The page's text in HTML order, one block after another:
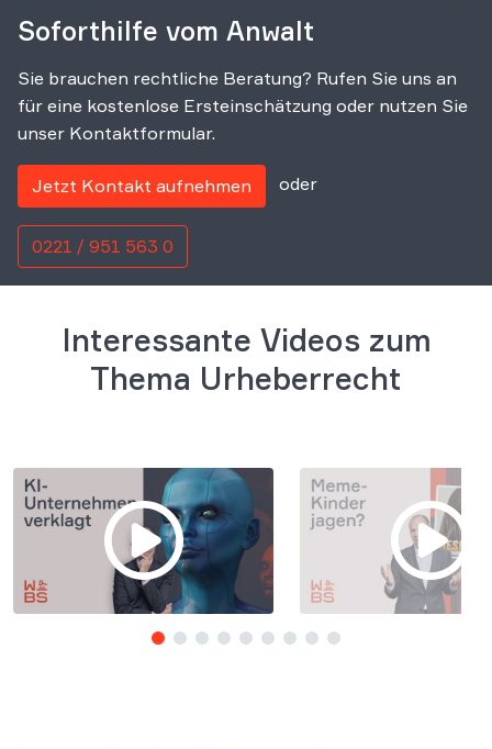
Soforthilfe vom Anwalt
Sie brauchen rechtliche Beratung? Rufen Sie uns an
für eine kostenlose Ersteinschätzung oder nutzen Sie
unser Kontaktformular.
Jetzt Kontakt aufnehmen oder
0221 / 951 563 0
Interessante Videos zum
Thema Urheberrecht